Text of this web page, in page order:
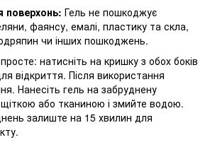
поверхонь: Гель не пошкоджує
фаянсу, емалі, пластику та скла,
чи інших пошкоджень.
натисніть на кришку з обох боків
відкриття. Після використання
Нанесіть гель на забруднену
або тканиною і змийте водою.
залиште на 15 хвилин для